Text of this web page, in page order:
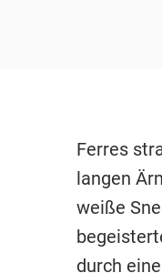
Ferres
langen
weiße
durch